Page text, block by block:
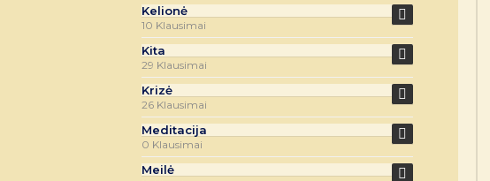
Kelionė
10 Klausimai
Kita
29 Klausimai
Krizė
26 Klausimai
Meditacija
0 Klausimai
Meilė